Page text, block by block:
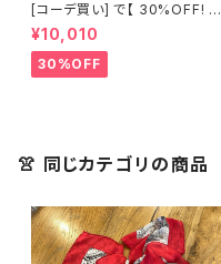
[コーデ買い] で【 30%OFF! 】2
点 古着 Chloe ホワイト レース
ノースリーブ + ホワイトデニム
ストレッチ ストレート パンツ
¥10,010
30%OFF
👚 同じカテゴリの商品